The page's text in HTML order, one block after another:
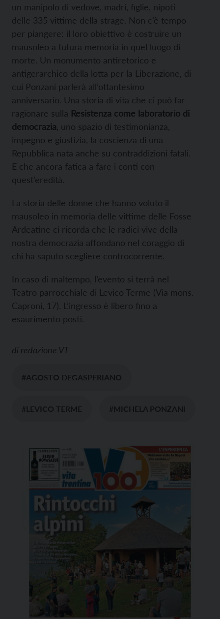
un manipolo di vedove, madri, figlie, nipoti
delle 335 vittime della strage. Non c’è tempo
per piangere: il loro obiettivo è costruire un
mausoleo a futura memoria in quel luogo di
morte. Un monumento antiretorico e
antigerarchico della lotta per la Liberazione, di
cui Ponzani parlerà all’ottantesimo
anniversario. Una storia di vita che ci può far
ragionare sulla Resistenza come laboratorio di
democrazia , uno spazio di testimonianza,
impegno e giustizia, la coscienza di una
Repubblica nata anche su contraddizioni fatali.
E che ancora fatica a fare i conti con
quest’eredità.
La storia delle donne che hanno voluto il
mausoleo in memoria delle vittime delle Fosse
Ardeatine ci ricorda che le radici vive della
nostra democrazia affondano nel coraggio di
chi ha saputo scegliere controcorrente.
In caso di maltempo, l’evento si terrà nel
Teatro parrocchiale di Levico Terme (Via mons.
Caproni, 17). L’ingresso è libero fino a
esaurimento posti.
di redazione VT
#AGOSTO DEGASPERIANO
#LEVICO TERME #MICHELA PONZANI